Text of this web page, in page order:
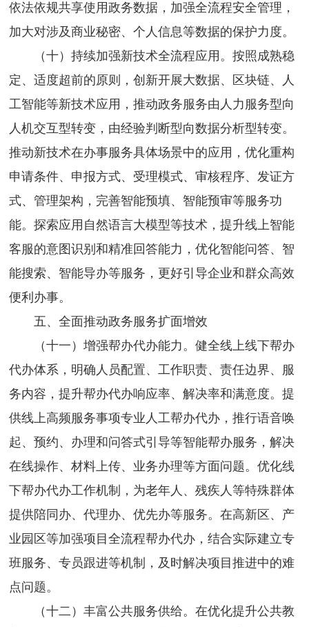
依法依规共享使用政务数据，加强全流程安全管理，
加大对涉及商业秘密、个人信息等数据的保护力度。
（十）持续加强新技术全流程应用。按照成熟稳
定、适度超前的原则，创新开展大数据、区块链、人
工智能等新技术应用，推动政务服务由人力服务型向
人机交互型转变，由经验判断型向数据分析型转变。
推动新技术在办事服务具体场景中的应用，优化重构
申请条件、申报方式、受理模式、审核程序、发证方
式、管理架构，完善智能预填、智能预审等服务功
能。探索应用自然语言大模型等技术，提升线上智能
客服的意图识别和精准回答能力，优化智能问答、智
能搜索、智能导办等服务，更好引导企业和群众高效
便利办事。
五、全面推动政务服务扩面增效
（十一）增强帮办代办能力。健全线上线下帮办
代办体系，明确人员配置、工作职责、责任边界、服
务内容，提升帮办代办响应率、解决率和满意度。提
供线上高频服务事项专业人工帮办代办，推行语音唤
起、预约、办理和问答式引导等智能帮办服务，解决
在线操作、材料上传、业务办理等方面问题。优化线
下帮办代办工作机制，为老年人、残疾人等特殊群体
提供陪同办、代理办、优先办等服务。在高新区、产
业园区等加强项目全流程帮办代办，结合实际建立专
班服务、专员跟进等机制，及时解决项目推进中的难
点问题。
（十二）丰富公共服务供给。在优化提升公共教